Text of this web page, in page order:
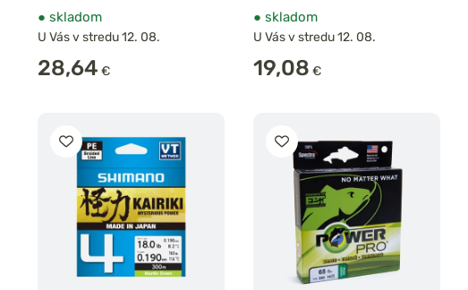
● skladom
U Vás v stredu 12. 08.
28,64 €
● skladom
U Vás v stredu 12. 08.
19,08 €